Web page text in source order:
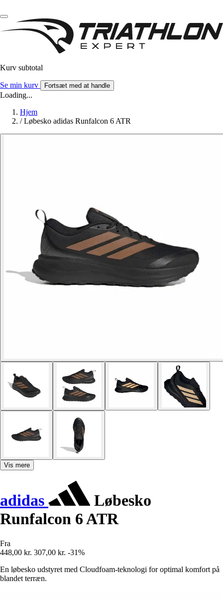
Kurv subtotal
Se min kurv Fortsæt med at handle
Loading...
Hjem
/ Løbesko adidas Runfalcon 6 ATR
Vis mere
adidas
Løbesko
Runfalcon 6 ATR
Fra
448,00 kr. 307,00 kr. -31%
En løbesko udstyret med Cloudfoam-teknologi for optimal komfort på
blandet terræn.